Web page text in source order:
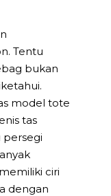
Tentu
bukan
model tote
tas
persegi
ciri
dengan